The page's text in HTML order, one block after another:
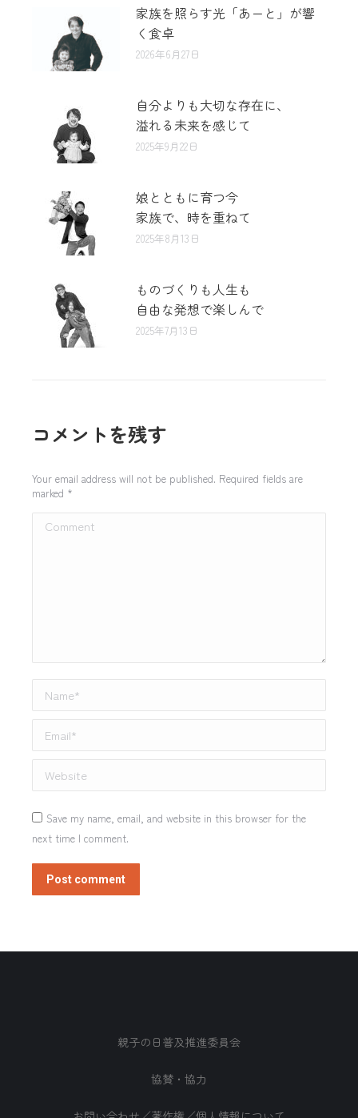
家族を照らす光「あーと」が響
く食卓
2026年6月27日
自分よりも大切な存在に、
溢れる未来を感じて
2025年9月22日
娘とともに育つ今
家族で、時を重ねて
2025年8月13日
ものづくりも人生も
自由な発想で楽しんで
2025年7月13日
コメントを残す
Your email address will not be published. Required fields are
marked *
Comment
Name *
Email *
Website
Save my name, email, and website in this browser for the
next time I comment.
Post comment
親子の日普及推進委員会
協賛・協力